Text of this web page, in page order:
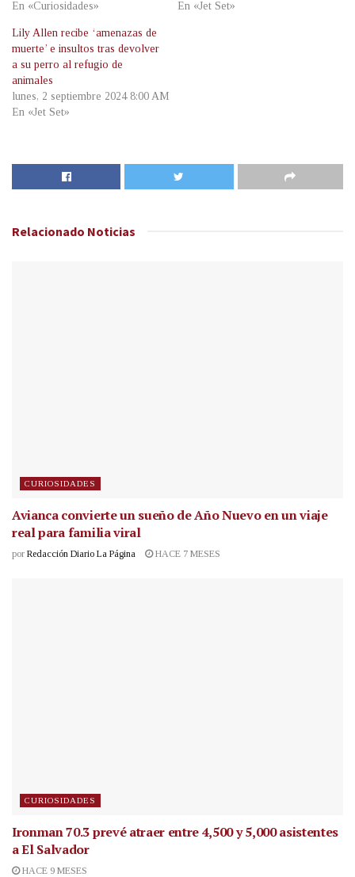
En «Curiosidades»
En «Jet Set»
Lily Allen recibe ‘amenazas de
muerte’ e insultos tras devolver
a su perro al refugio de
animales
lunes, 2 septiembre 2024 8:00 AM
En «Jet Set»
Relacionado Noticias
CURIOSIDADES
Avianca convierte un sueño de Año Nuevo en un viaje
real para familia viral
por Redacción Diario La Página HACE 7 MESES
CURIOSIDADES
Ironman 70.3 prevé atraer entre 4,500 y 5,000 asistentes
a El Salvador
HACE 9 MESES